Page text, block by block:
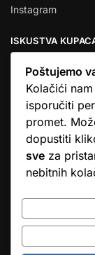
Instagram
ISKUSTVA
★★★★★
… Ono što me se
dobijem što sam
zove, samo
Stjepan D.M.
© Argus
Poštujemo
Kolačići
isporučiti
promet.
dopustiti
sve za
nebitnih